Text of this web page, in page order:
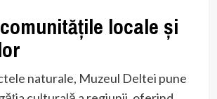
locale și
naturale, Muzeul Deltei pune